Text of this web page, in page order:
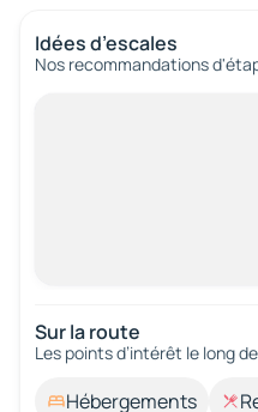
Idées d’escales
Nos recommandations
Sur la route
Les points d’intérêt le long
Hébergements